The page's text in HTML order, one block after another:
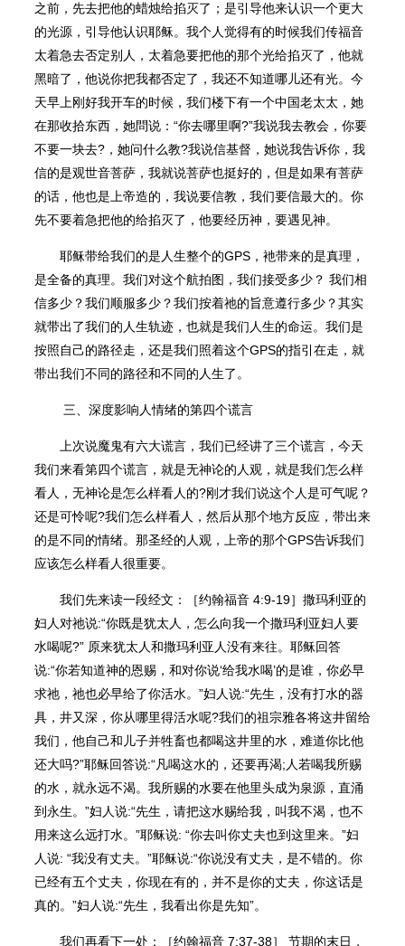
之前，先去把他的蜡烛给掐灭了；是引导他来认识一个更大
的光源，引导他认识耶稣。我个人觉得有的时候我们传福音
太着急去否定别人，太着急要把他的那个光给掐灭了，他就
黑暗了，他说你把我都否定了，我还不知道哪儿还有光。今
天早上刚好我开⻋的时候，我们楼下有一个中国老太太，她
在那收拾东⻄，她問说：“你去哪里啊?”我说我去教会，你要
不要一块去?，她问什么教?我说信基督，她说我告诉你，我
信的是观世音菩萨，我就说菩萨也挺好的，但是如果有菩萨
的话，他也是上帝造的，我说要信教，我们要信最大的。你
先不要着急把他的给掐灭了，他要经历神，要遇⻅神。
耶稣带给我们的是人生整个的GPS，衪带来的是真理，
是全备的真理。我们对这个航拍图，我们接受多少？ 我们相
信多少？我们顺服多少？我们按着祂的旨意遵行多少？其实
就带出了我们的人生轨迹，也就是我们人生的命运。我们是
按照自己的路径走，还是我们照着这个GPS的指引在走，就
带出我们不同的路径和不同的人生了。
三、深度影响人情绪的第四个谎言
上次说魔⻤有六大谎言，我们已经讲了三个谎言，今天
我们来看第四个谎言，就是无神论的人观，就是我们怎么样
看人，无神论是怎么样看人的?刚才我们说这个人是可气呢？
还是可怜呢?我们怎么样看人，然后从那个地方反应，带出来
的是不同的情绪。那圣经的人观，上帝的那个GPS告诉我们
应该怎么样看人很重要。
我们先来读一段经文：［约翰福音 4:9-19］撒玛利亚的
妇人对祂说:“你既是犹太人，怎么向我一个撒玛利亚妇人要
水喝呢?” 原来犹太人和撒玛利亚人没有来往。耶稣回答
说:“你若知道神的恩赐，和对你说‘给我水喝’的是谁，你必早
求祂，祂也必早给了你活水。”妇人说:“先生，没有打水的器
具，井又深，你从哪里得活水呢?我们的祖宗雅各将这井留给
我们，他自己和儿子并牲畜也都喝这井里的水，难道你比他
还大吗?”耶稣回答说:“凡喝这水的，还要再渴;人若喝我所赐
的水，就永远不渴。我所赐的水要在他里头成为泉源，直涌
到永生。”妇人说:“先生，请把这水赐给我，叫我不渴，也不
用来这么远打水。”耶稣说: “你去叫你丈夫也到这里来。”妇
人说: “我没有丈夫。”耶稣说:“你说没有丈夫，是不错的。你
已经有五个丈夫，你现在有的，并不是你的丈夫，你这话是
真的。”妇人说:“先生，我看出你是先知”。
我们再看下一处：［约翰福音 7:37-38］ 节期的末日，